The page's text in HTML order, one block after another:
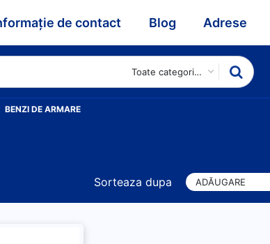
de contact Blog Adrese
Toate categoriile
BENZI DE ARMARE
Sorteaza dupa ADĂUGARE